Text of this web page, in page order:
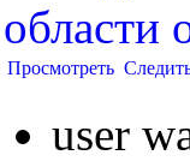
Просмотреть
user